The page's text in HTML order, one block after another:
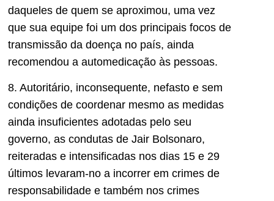
daqueles de quem se aproximou, uma vez
que sua equipe foi um dos principais focos de
transmissão da doença no país, ainda
recomendou a automedicação às pessoas.
8. Autoritário, inconsequente, nefasto e sem
condições de coordenar mesmo as medidas
ainda insuficientes adotadas pelo seu
governo, as condutas de Jair Bolsonaro,
reiteradas e intensificadas nos dias 15 e 29
últimos levaram-no a incorrer em crimes de
responsabilidade e também nos crimes